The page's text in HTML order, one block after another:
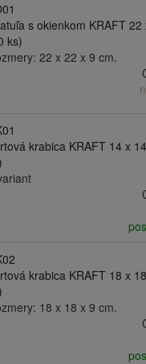
s okienkom KRAFT 22
ks)
22 x 22 x 9 cm.
krabica KRAFT 14 x
krabica KRAFT 18 x
18 x 18 x 9 cm.